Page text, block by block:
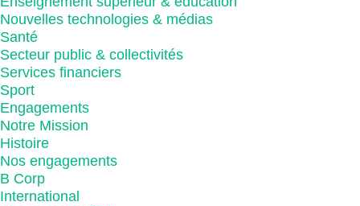
Nouvelles technologies & médias
Santé
Secteur public & collectivités
Services financiers
Sport
Engagements
Notre Mission
Histoire
Nos engagements
B Corp
International